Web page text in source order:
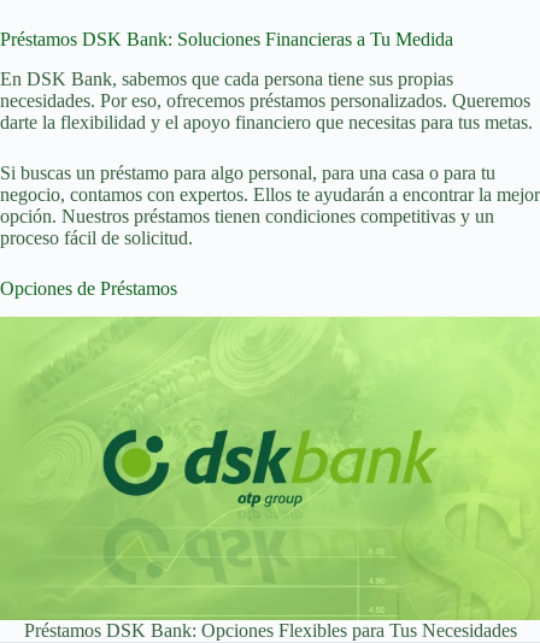
Préstamos DSK Bank: Soluciones Financieras a Tu Medida
En DSK Bank, sabemos que cada persona tiene sus propias
necesidades. Por eso, ofrecemos préstamos personalizados. Queremos
darte la flexibilidad y el apoyo financiero que necesitas para tus metas.
Si buscas un préstamo para algo personal, para una casa o para tu
negocio, contamos con expertos. Ellos te ayudarán a encontrar la mejor
opción. Nuestros préstamos tienen condiciones competitivas y un
proceso fácil de solicitud.
Opciones de Préstamos
Préstamos DSK Bank: Opciones Flexibles para Tus Necesidades